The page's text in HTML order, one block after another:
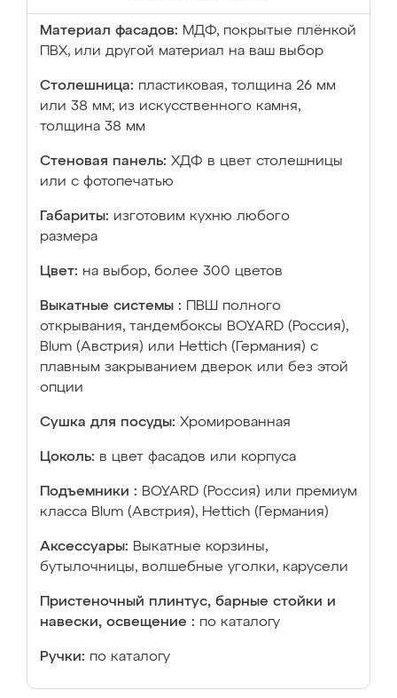
Материал фасадов: МДФ, покрытые плёнкой
ПВХ, или другой материал на ваш выбор
Столешница: пластиковая, толщина 26 мм
или 38 мм; из искусственного камня,
толщина 38 мм
Стеновая панель: ХДФ в цвет столешницы
или с фотопечатью
Габариты: изготовим кухню любого
размера
Цвет: на выбор, более 300 цветов
Выкатные системы :
ПВШ полного
открывания, тандембоксы BOYARD (Россия),
Blum (Австрия) или Hettich (Германия) с
плавным закрыванием дверок или без этой
опции
Сушка для посуды: Хромированная
Цоколь: в цвет фасадов или корпуса
Подъемники : BOYARD (Россия) или премиум
класса Blum (Австрия), Hettich (Германия)
Аксессуары: Выкатные корзины,
бутылочницы, волшебные уголки, карусели
Пристеночный плинтус, барные стойки и
навески, освещение : по каталогу
Ручки: по каталогу